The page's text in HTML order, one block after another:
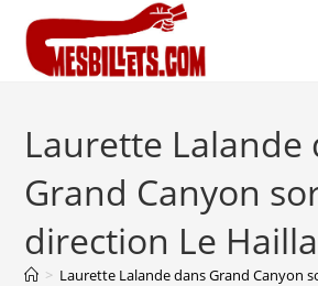
Laurette Lalande
Grand Canyon
direction Le
> Laurette Lalande dans Grand Canyon